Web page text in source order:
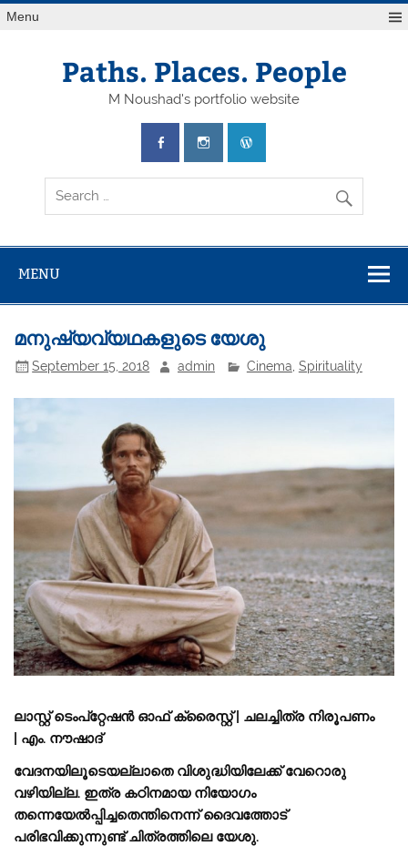
Skip
toMenu
Paths. Places. People
M Noushad's portfolio website
MENU
മനുഷ്യവ്യഥകളുടെ യേശു
September 15, 2018 admin Cinema Spirituality
ലാസ്റ്റ് ടെംപ്റ്റേഷന്‍ ഓഫ് ക്രൈസ്റ്റ് | ചലച്ചിത്ര നിരൂപണം
| എം. നൗഷാദ്
വേദനയിലൂടെയല്ലാതെ വിശുദ്ധിയിലേക്ക് വേറൊരു
വഴിയില്ല. ഇത്ര കഠിനമായ നിയോഗം
തന്നെയേല്‍പ്പിച്ചതെന്തി​​നെന്ന് ദൈവത്തോട്
പരിഭവിക്കുന്നുണ്ട് ചിത്രത്തിലെ യേശു.